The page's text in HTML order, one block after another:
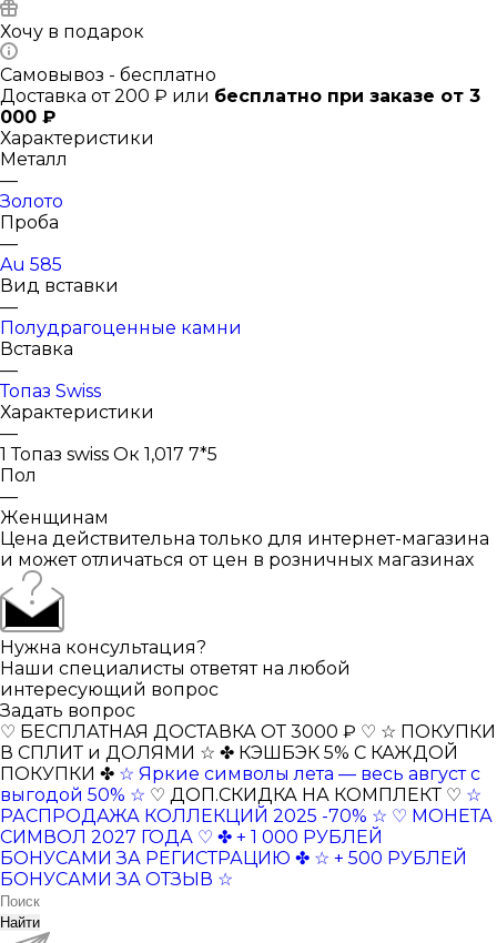
Хочу в подарок
Самовывоз - бесплатно
Доставка от 200 ₽ или бесплатно при заказе от 3
000 ₽
Характеристики
Металл
—
Золото
Проба
—
Au 585
Вид вставки
—
Полудрагоценные камни
Вставка
—
Топаз Swiss
Характеристики
—
1 Топаз swiss Ок 1,017 7*5
Пол
—
Женщинам
Цена действительна только для интернет-магазина
и может отличаться от цен в розничных магазинах
Нужна консультация?
Наши специалисты ответят на любой
интересующий вопрос
Задать вопрос
♡ БЕСПЛАТНАЯ ДОСТАВКА ОТ 3000 ₽ ♡ ☆ ПОКУПКИ
В СПЛИТ и ДОЛЯМИ ☆ ✤ КЭШБЭК 5% С КАЖДОЙ
ПОКУПКИ ✤ ☆ Яркие символы лета — весь август с
выгодой 50% ☆ ♡ ДОП.СКИДКА НА КОМПЛЕКТ ♡ ☆
РАСПРОДАЖА КОЛЛЕКЦИЙ 2025 -70% ☆ ♡ МОНЕТА
СИМВОЛ 2027 ГОДА ♡ ✤ + 1 000 РУБЛЕЙ
БОНУСАМИ ЗА РЕГИСТРАЦИЮ ✤ ☆ + 500 РУБЛЕЙ
БОНУСАМИ ЗА ОТЗЫВ ☆
Найти